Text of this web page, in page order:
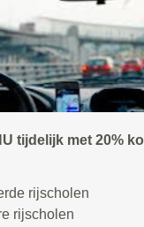
tijdelijk met 20%
rijscholen
rijscholen